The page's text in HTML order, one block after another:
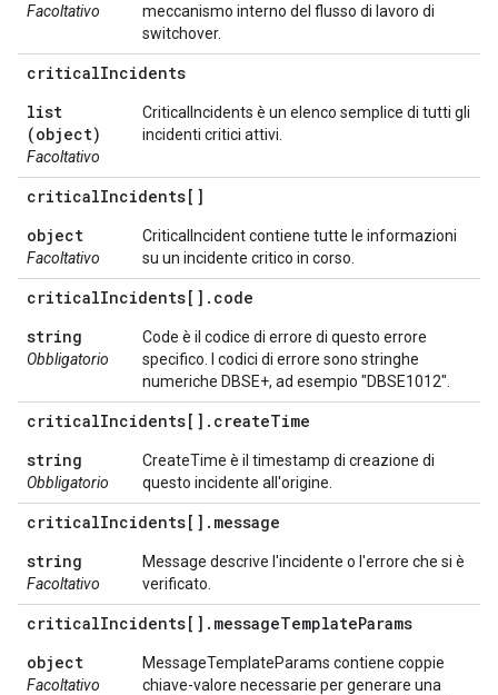
Facoltativo
meccanismo interno del flusso di lavoro di
switchover.
criticalIncidents
list
(object)
Facoltativo
CriticalIncidents è un elenco semplice di tutti gli
incidenti critici attivi.
criticalIncidents[]
object
Facoltativo
CriticalIncident contiene tutte le informazioni
su un incidente critico in corso.
criticalIncidents[] . code
string
Obbligatorio
Code è il codice di errore di questo errore
specifico. I codici di errore sono stringhe
numeriche DBSE+, ad esempio "DBSE1012".
criticalIncidents[] . createTime
string
Obbligatorio
CreateTime è il timestamp di creazione di
questo incidente all'origine.
criticalIncidents[] . message
string
Facoltativo
Message descrive l'incidente o l'errore che si è
verificato.
criticalIncidents[] . messageTemplateParams
object
Facoltativo
MessageTemplateParams contiene coppie
chiave-valore necessarie per generare una